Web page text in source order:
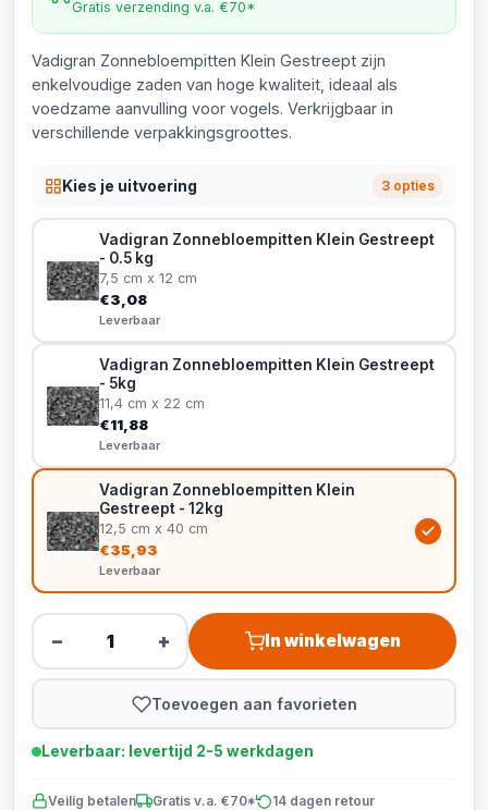
Gratis verzending v.a. €70*
Vadigran Zonnebloempitten Klein Gestreept zijn
enkelvoudige zaden van hoge kwaliteit, ideaal als
voedzame aanvulling voor vogels. Verkrijgbaar in
verschillende verpakkingsgroottes.
Kies je uitvoering 3 opties
Vadigran Zonnebloempitten Klein Gestreept
- 0.5 kg
7,5 cm x 12 cm
€3,08
Leverbaar
Vadigran Zonnebloempitten Klein Gestreept
- 5kg
11,4 cm x 22 cm
€11,88
Leverbaar
Vadigran Zonnebloempitten Klein
Gestreept - 12kg
12,5 cm x 40 cm
€35,93
Leverbaar
− + In winkelwagen
Toevoegen aan favorieten
Leverbaar: levertijd 2-5 werkdagen
Veilig betalen Gratis v.a. €70* 14 dagen retour